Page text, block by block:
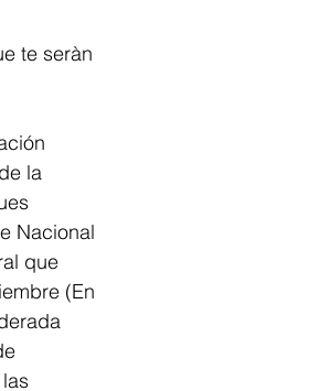
te seràn
la
Nacional
que
(En